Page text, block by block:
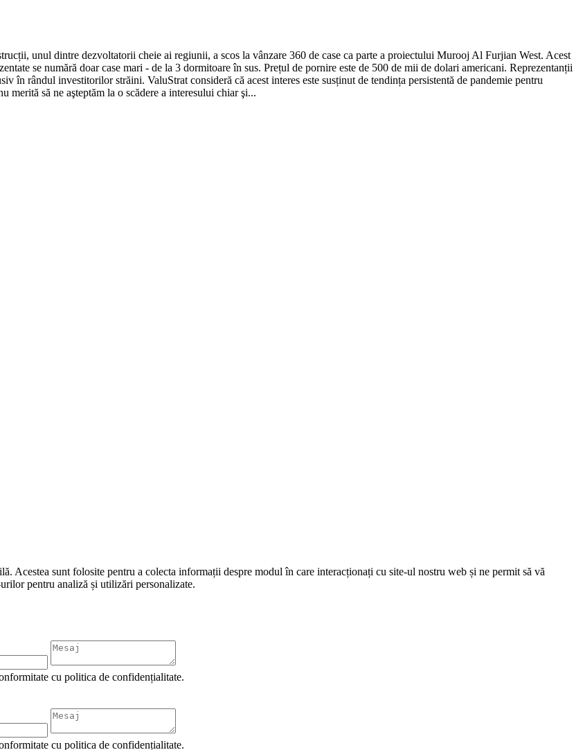
unul dintre dezvoltatorii cheie ai regiunii, a scos la vânzare 360 de case ca parte a proiectului Murooj Al Furjian West. Acest
se numără doar case mari - de la 3 dormitoare în sus. Prețul de pornire este de 500 de mii de dolari americani. Reprezentanții
în rândul investitorilor străini. ValuStrat consideră că acest interes este susținut de tendința persistentă de pandemie pentru
merită să ne aşteptăm la o scădere a interesului chiar şi...
Acestea sunt folosite pentru a colecta informații despre modul în care interacționați cu site-ul nostru web și ne permit să vă
pentru analiză și utilizări personalizate.
cu politica de confidențialitate.
cu politica de confidențialitate.